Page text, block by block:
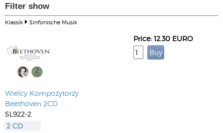
Filter show
Klassik Sinfonische Musik
Wielcy Kompozytorzy
Beethoven 2CD
SL922-2
2 CD
Price: 12.30 EURO